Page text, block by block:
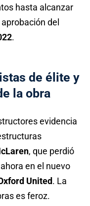
hasta alcanzar
del
.
de élite y
la obra
evidencia
, que perdió
en el nuevo
United. La
es feroz.